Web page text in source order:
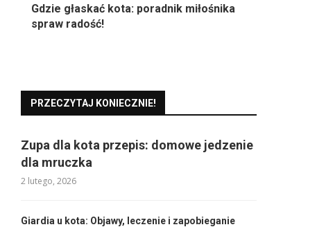
Gdzie głaskać kota: poradnik miłośnika
spraw radość!
PRZECZYTAJ KONIECZNIE!
Zupa dla kota przepis: domowe jedzenie
dla mruczka
2 lutego, 2026
Giardia u kota: Objawy, leczenie i zapobieganie